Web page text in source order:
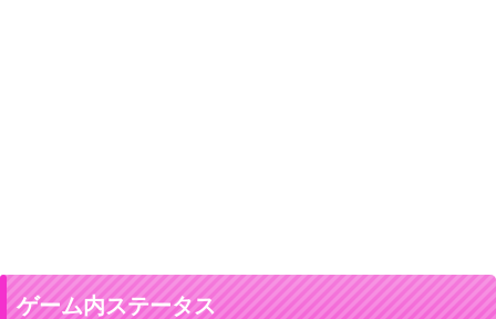
ゲーム内ステータス